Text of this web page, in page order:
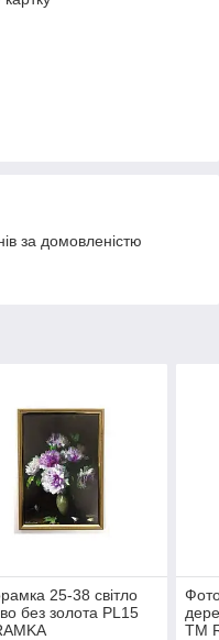
за домовленістю
25-38 світло
без золота PL15
ТМ